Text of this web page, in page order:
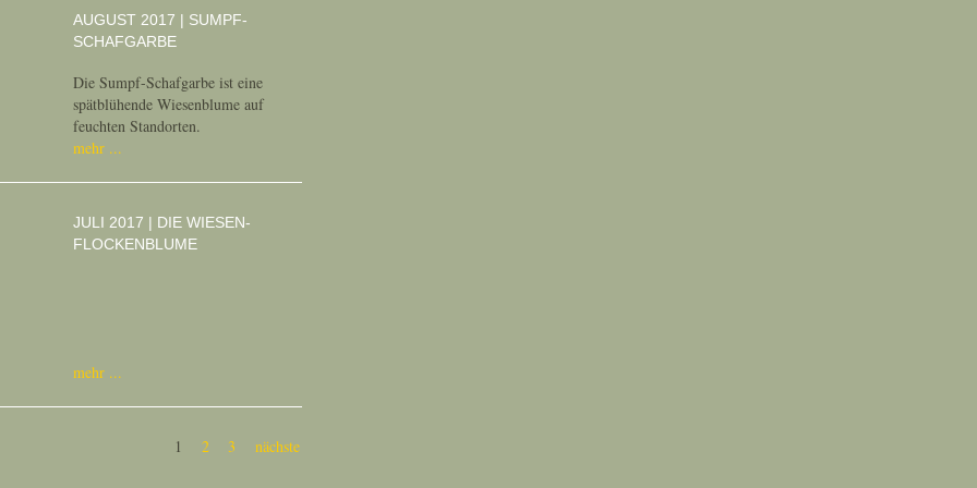
AUGUST 2017 | SUMPF-
SCHAFGARBE
Die Sumpf-Schafgarbe ist eine
spätblühende Wiesenblume auf
feuchten Standorten.
mehr
JULI 2017 | DIE WIESEN-
FLOCKENBLUME
mehr
1 2 3 nächste